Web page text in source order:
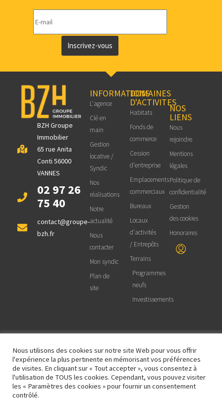
Inscrivez-vous
BZH Groupe
Immobilier
65 rue Anita
Conti 56000
VANNES
02 97 26
75 40
contact@groupe-
bzh.fr
INFORMATIONS
L'agence
Clé en
main
Gestion
locative /
Syndic
Nos
réalisations
Notre
actualité
Nous
contacter
Mon syndic
Plan de
site
DOMAINES
D'ACTIVITES
Habitats
Fonds de
commerce
Cession
d'entreprise
Emplacements
commerciaux
Bureaux
Locaux
d'activités
/ Entrepôts
Terrains
Programmes
neufs
Investissements
NOS
LIENS
Nous
rejoindre
Mentions
légales
Politique de
confidentialité
Gestion
des cookies
Honoraires
© 2025 BZH Groupe Immobilier - Site
réalisé et maintenu parOCTOPROD |
Informatique et Web
Nous utilisons des cookies sur notre site Web pour vous offrir
l'expérience la plus pertinente en mémorisant vos préférences
de visites. En cliquant sur « Tout accepter », vous consentez à
l'utilisation de TOUS les cookies. Cependant, vous pouvez visiter
les « Paramètres des cookies » pour fournir un consentement
contrôlé.